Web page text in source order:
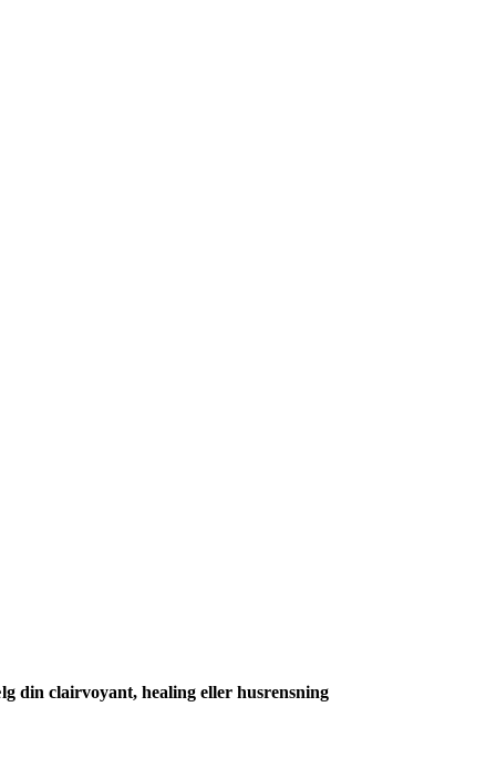
din clairvoyant, healing eller husrensning